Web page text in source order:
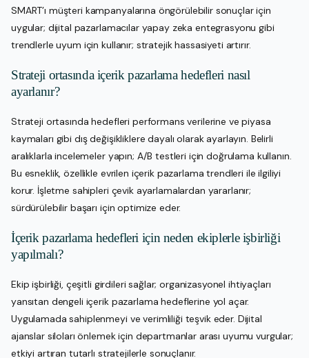
SMART’ı müşteri kampanyalarına öngörülebilir sonuçlar için
uygular; dijital pazarlamacılar yapay zeka entegrasyonu gibi
trendlerle uyum için kullanır; stratejik hassasiyeti artırır.
Strateji ortasında içerik pazarlama hedefleri nasıl
ayarlanır?
Strateji ortasında hedefleri performans verilerine ve piyasa
kaymaları gibi dış değişikliklere dayalı olarak ayarlayın. Belirli
aralıklarla incelemeler yapın; A/B testleri için doğrulama kullanın.
Bu esneklik, özellikle evrilen içerik pazarlama trendleri ile ilgiliyi
korur. İşletme sahipleri çevik ayarlamalardan yararlanır;
sürdürülebilir başarı için optimize eder.
İçerik pazarlama hedefleri için neden ekiplerle işbirliği
yapılmalı?
Ekip işbirliği, çeşitli girdileri sağlar; organizasyonel ihtiyaçları
yansıtan dengeli içerik pazarlama hedeflerine yol açar.
Uygulamada sahiplenmeyi ve verimliliği teşvik eder. Dijital
ajanslar siloları önlemek için departmanlar arası uyumu vurgular;
etkiyi artıran tutarlı stratejilerle sonuçlanır.